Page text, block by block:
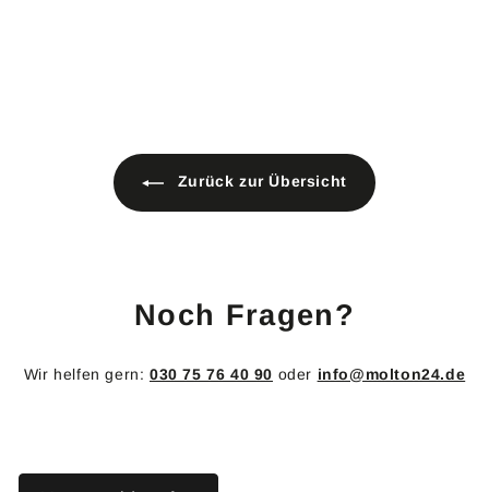
Zurück zur Übersicht
Noch Fragen?
Wir helfen gern: 030 75 76 40 90 oder info@molton24.de